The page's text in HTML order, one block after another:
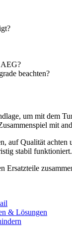
AEG?
beachten?
um mit dem
mit
Qualität
stabil funktioniert.
Ersatzteile
& Lösungen